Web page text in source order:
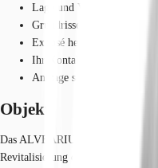
Lage und Verkehrsanbindung
Grundrisse
Exposé herunterladen
Ihr Kontakt
Anfrage senden
Objekt
Das ALVEARIUM ist ein
Revitalisierung des ehemaligen